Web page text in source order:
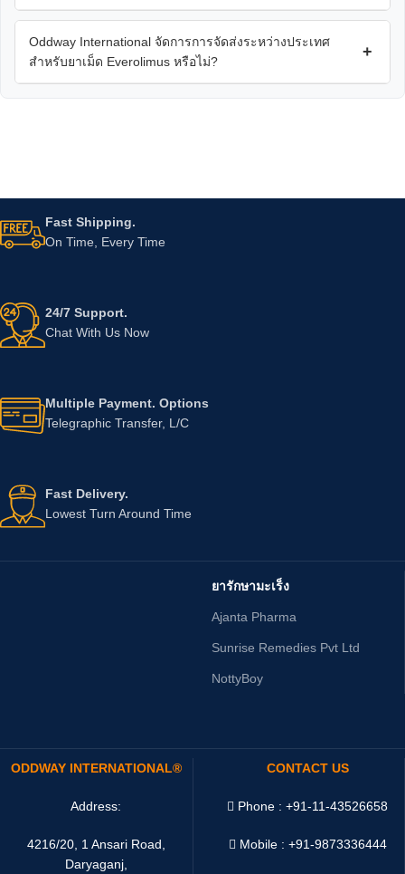
Oddway International จัดการการจัดส่งระหว่างประเทศ
สำหรับยาเม็ด Everolimus หรือไม่?
+
Fast Shipping.
On Time, Every Time
24/7 Support.
Chat With Us Now
Multiple Payment. Options
Telegraphic Transfer, L/C
Fast Delivery.
Lowest Turn Around Time
ยารักษามะเร็ง
Ajanta Pharma
Sunrise Remedies Pvt Ltd
NottyBoy
ODDWAY INTERNATIONAL®
Address:
4216/20, 1 Ansari Road,
Daryaganj,
CONTACT US
Phone : +91-11-43526658
Mobile : +91-9873336444